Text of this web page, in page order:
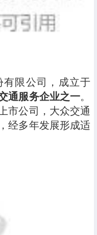
有限公司，成立于
通服务企业之一。
市公司，大众交通
经多年发展形成适